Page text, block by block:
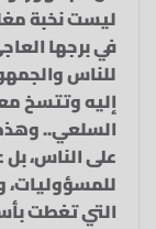
ليست نخبة
في برجها
للناس
إليه وتتسخ
السلعي..
على الناس،
للمسؤوليات،
التي تغطت